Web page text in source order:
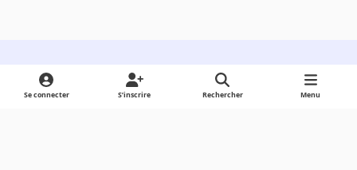
Light ModeDark ModeSystem Preference
Se connecter S’inscrire Rechercher Menu